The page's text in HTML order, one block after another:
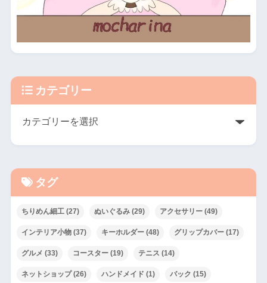
カテゴリー
タグ
ちりめん細工(27) ぬいぐるみ(29) アクセサリー(49)
インテリア小物(37) キーホルダー(48) グリップカバー(17)
グルメ (33) コースター(19) テニス (14)
ネットショップ(26) ハンドメイド (1) バック (15)